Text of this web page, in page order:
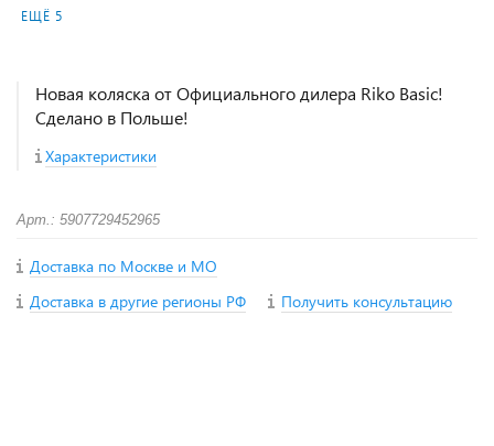
ЕЩЁ 5
Новая коляска от Официального дилера Riko Basic!
Сделано в Польше!
Характеристики
Арт.: 5907729452965
Доставка по Москве и МО
Доставка в другие регионы РФ
Получить консультацию